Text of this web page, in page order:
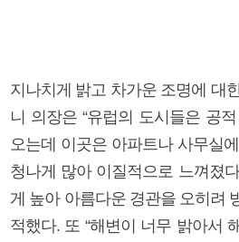
지나치게 밝고 차가운 조명에 대
니 의장은 “유럽의 도시들은 공
오는데 이곳은 아파트나 사무실
청나게 많아 이질적으로 느껴졌
게 높아 아름다운 경관을 오히려
적했다. 또 “해변이 너무 밝아서